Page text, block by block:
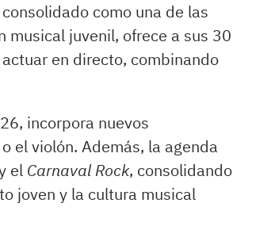
como una de las
juvenil, ofrece a sus 30
en directo, combinando
incorpora nuevos
el violón. Además, la agenda
el Carnaval Rock, consolidando
joven y la cultura musical